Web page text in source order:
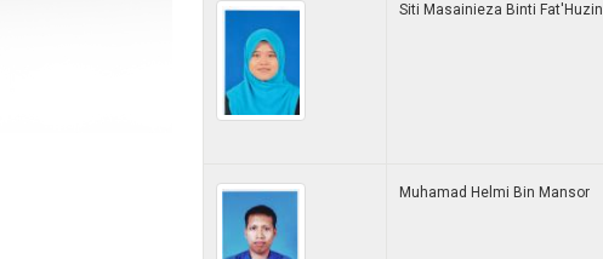
Siti Masainieza Binti Fat'Huzin
Muhamad Helmi Bin Mansor